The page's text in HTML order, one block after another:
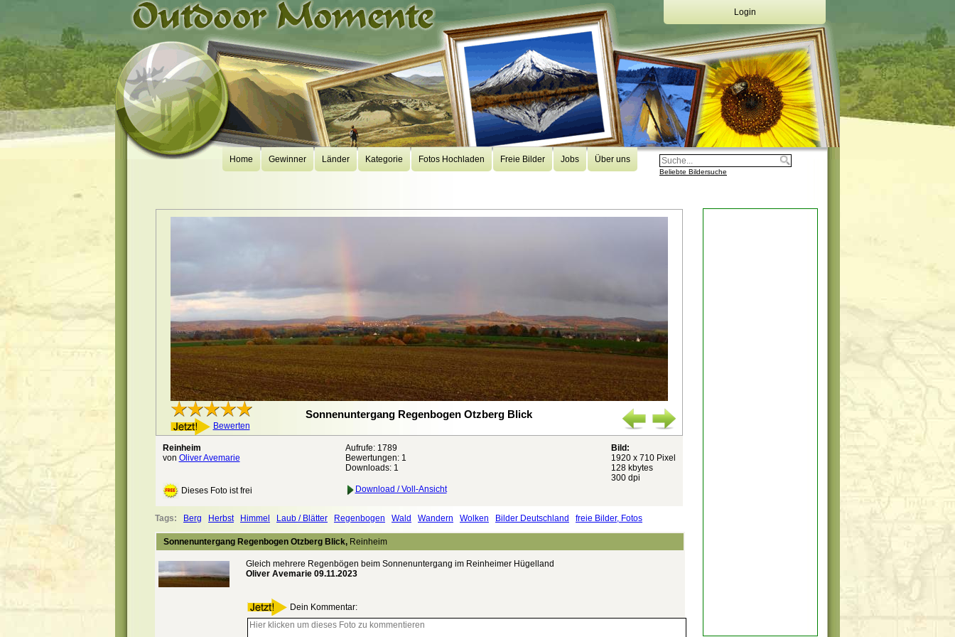
Login
Deine Emailadresse:
Dein Passwort:
Login
Registrierung
Home Gewinner Länder Kategorie Fotos Hochladen Freie Bilder Jobs Über uns
Beliebte Bildersuche
Bewerten
Sonnenuntergang Regenbogen Otzberg Blick
Reinheim
von Oliver Avemarie
Aufrufe: 1789
Bewertungen: 1
Downloads: 1
Bild:
1920 x 710 Pixel
128 kbytes
300 dpi
Dieses Foto ist frei
Download / Voll-Ansicht
Tags: Berg Herbst Himmel Laub / Blätter Regenbogen Wald Wandern Wolken Bilder Deutschland freie Bilder, Fotos
Sonnenuntergang Regenbogen Otzberg Blick, Reinheim
Gleich mehrere Regenbögen beim Sonnenuntergang im Reinheimer Hügelland
Oliver Avemarie 09.11.2023
Dein Kommentar: